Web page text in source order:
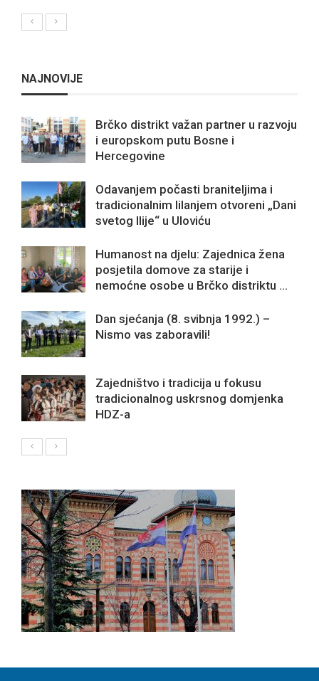
NAJNOVIJE
Brčko distrikt važan partner u razvoju
i europskom putu Bosne i
Hercegovine
Odavanjem počasti braniteljima i
tradicionalnim lilanjem otvoreni „Dani
svetog Ilije“ u Uloviću
Humanost na djelu: Zajednica žena
posjetila domove za starije i
nemoćne osobe u Brčko distriktu ...
Dan sjećanja (8. svibnja 1992.) –
Nismo vas zaboravili!
Zajedništvo i tradicija u fokusu
tradicionalnog uskrsnog domjenka
HDZ-a